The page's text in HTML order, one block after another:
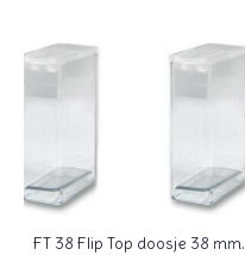
FT 38 Flip Top doosje 38 mm.